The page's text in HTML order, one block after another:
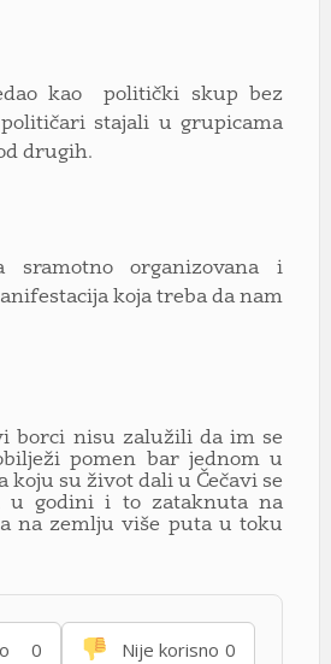
kao politički skup bez
stajali u grupicama
drugih.
sramotno organizovana i
koja treba da nam
borci nisu zalužili da im se
pomen bar jednom u
koju su život dali u Čečavi se
u godini i to zataknuta na
na zemlju više puta u toku
0 Nije korisno 0